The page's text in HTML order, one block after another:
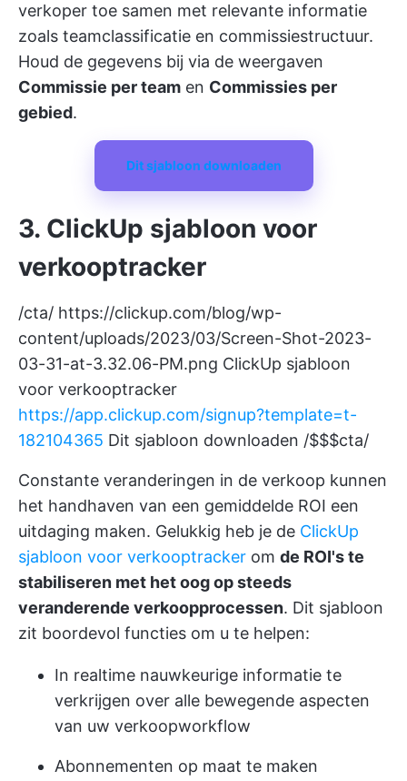
verkoper toe samen met relevante informatie
zoals teamclassificatie en commissiestructuur.
Houd de gegevens bij via de weergaven
Commissie per team en Commissies per
gebied.
Dit sjabloon downloaden
3. ClickUp sjabloon voor
verkooptracker
/cta/ https://clickup.com/blog/wp-
content/uploads/2023/03/Screen-Shot-2023-
03-31-at-3.32.06-PM.png ClickUp sjabloon
voor verkooptracker
https://app.clickup.com/signup?template=t-
182104365 Dit sjabloon downloaden /$$$cta/
Constante veranderingen in de verkoop kunnen
het handhaven van een gemiddelde ROI een
uitdaging maken. Gelukkig heb je de ClickUp
sjabloon voor verkooptracker om de ROI's te
stabiliseren met het oog op steeds
veranderende verkoopprocessen. Dit sjabloon
zit boordevol functies om u te helpen:
In realtime nauwkeurige informatie te
verkrijgen over alle bewegende aspecten
van uw verkoopworkflow
Abonnementen op maat te maken